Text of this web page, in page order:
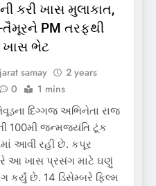
કરી ખાસ મુલાકાત,
PM તરફથી
ખાસ ભેટ
samay
2 years
0 1 mins
દિગ્ગજ અભિનેતા રાજ
100મી જન્મજયંતિ ટૂંક
આવી રહી છે. કપૂર
આ ખાસ પ્રસંગ માટે ઘણું
કર્યું છે. 14 ડિસેમ્બરે ફિલ્મ